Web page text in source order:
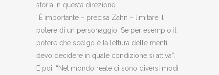
storia in questa direzione.
“È importante – precisa Zahn – limitare il
potere di un personaggio. Se per esempio il
potere che scelgo è la lettura delle menti,
devo decidere in quale condizione si attiva”.
E poi: “Nel mondo reale ci sono diversi modi